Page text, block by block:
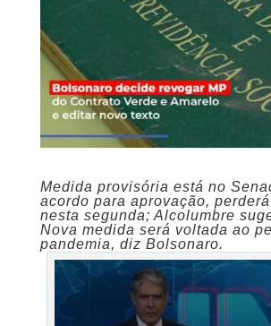
Medida provisória está no
acordo para aprovação,
nesta segunda; Alcolumbre
Nova medida será voltada ao
pandemia, diz Bolsonaro.